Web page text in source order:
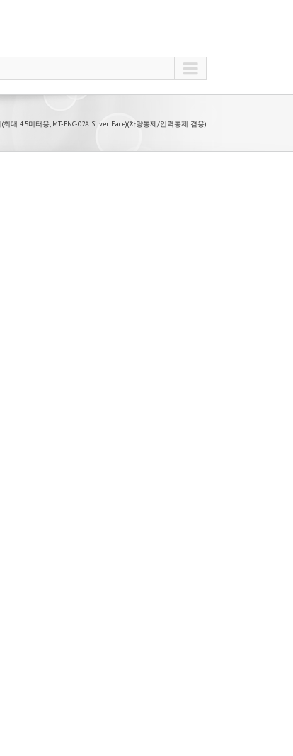
최대 4.5미터용, MT-FNC-02A Silver Face)(차량통제/인력통제 겸용)